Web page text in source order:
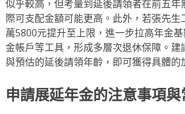
似乎較高，但考量到延後請領者在前五
際可支配金額可能更高。此外，若張先
萬5800元提升至上限，進一步拉高年金
金帳戶等工具，形成多層次退休保障。
與預估的延後請領年齡，即可獲得具體
申請展延年金的注意事項